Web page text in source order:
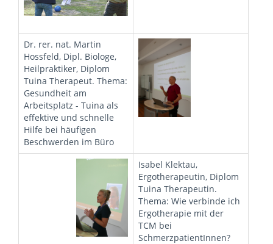
Dr. rer. nat. Martin
Hossfeld, Dipl. Biologe,
Heilpraktiker, Diplom
Tuina Therapeut. Thema:
Gesundheit am
Arbeitsplatz - Tuina als
effektive und schnelle
Hilfe bei häufigen
Beschwerden im Büro
Isabel Klektau,
Ergotherapeutin, Diplom
Tuina Therapeutin.
Thema: Wie verbinde ich
Ergotherapie mit der
TCM bei
SchmerzpatientInnen?